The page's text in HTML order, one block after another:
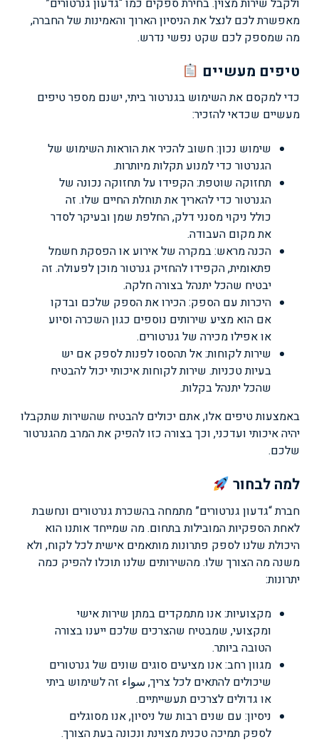
ולקבל שירות מצוין. בחירת ספקים כמו “גדעון גנרטורים”
מאפשרת לכם לנצל את הניסיון הארוך והאמינות של החברה,
מה שמספק לכם שקט נפשי נדרש.
טיפים מעשיים
כדי למקסם את השימוש בגנרטור ביתי, ישנם מספר טיפים
מעשיים שכדאי להזכיר:
שימוש נכון: חשוב להכיר את הוראות השימוש של
הגנרטור כדי למנוע תקלות מיותרות.
תחזוקה שוטפת: הקפידו על תחזוקה נכונה של
הגנרטור כדי להאריך את תוחלת החיים שלו. זה
כולל ניקוי מסנני דלק, החלפת שמן ובעיקר לסדר
את מקום העבודה.
הכנה מראש: במקרה של אירוע או הפסקת חשמל
פתאומית, הקפידו להחזיק גנרטור מוכן לפעולה. זה
יבטיח שהכל יתנהל בצורה חלקה.
היכרות עם הספק: הכירו את הספק שלכם ובדקו
אם הוא מציע שירותים נוספים כגון השכרה וסיוע
או אפילו מכירה של גנרטורים.
שירות לקוחות: אל תהססו לפנות לספק אם יש
בעיות טכניות. שירות לקוחות איכותי יכול להבטיח
שהכל יתנהל בקלות.
באמצעות טיפים אלו, אתם יכולים להבטיח שהשירות שתקבלו
יהיה איכותי ועדכני, וכך בצורה כזו להפיק את המרב מהגנרטור
שלכם.
למה לבחור
חברת “גדעון גנרטורים” מתמחה בהשכרת גנרטורים ונחשבת
לאחת הספקיות המובילות בתחום. מה שמייחד אותנו הוא
היכולת שלנו לספק פתרונות מותאמים אישית לכל לקוח, ולא
משנה מה הצורך שלו. מהשירותים שלנו תוכלו להפיק כמה
יתרונות:
מקצועיות: אנו מתמקדים במתן שירות אישי
ומקצועי, שמבטיח שהצרכים שלכם ייענו בצורה
הטובה ביותר.
מגוון רחב: אנו מציעים סוגים שונים של גנרטורים
שיכולים להתאים לכל צריך, سواء זה לשימוש ביתי
או גדולים לצרכים תעשייתיים.
ניסיון: עם שנים רבות של ניסיון, אנו מסוגלים
לספק תמיכה טכנית מצוינת ונכונה בעת הצורך.